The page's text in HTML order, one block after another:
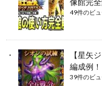
49件のビュ
【星矢
編成例
39件のビュ